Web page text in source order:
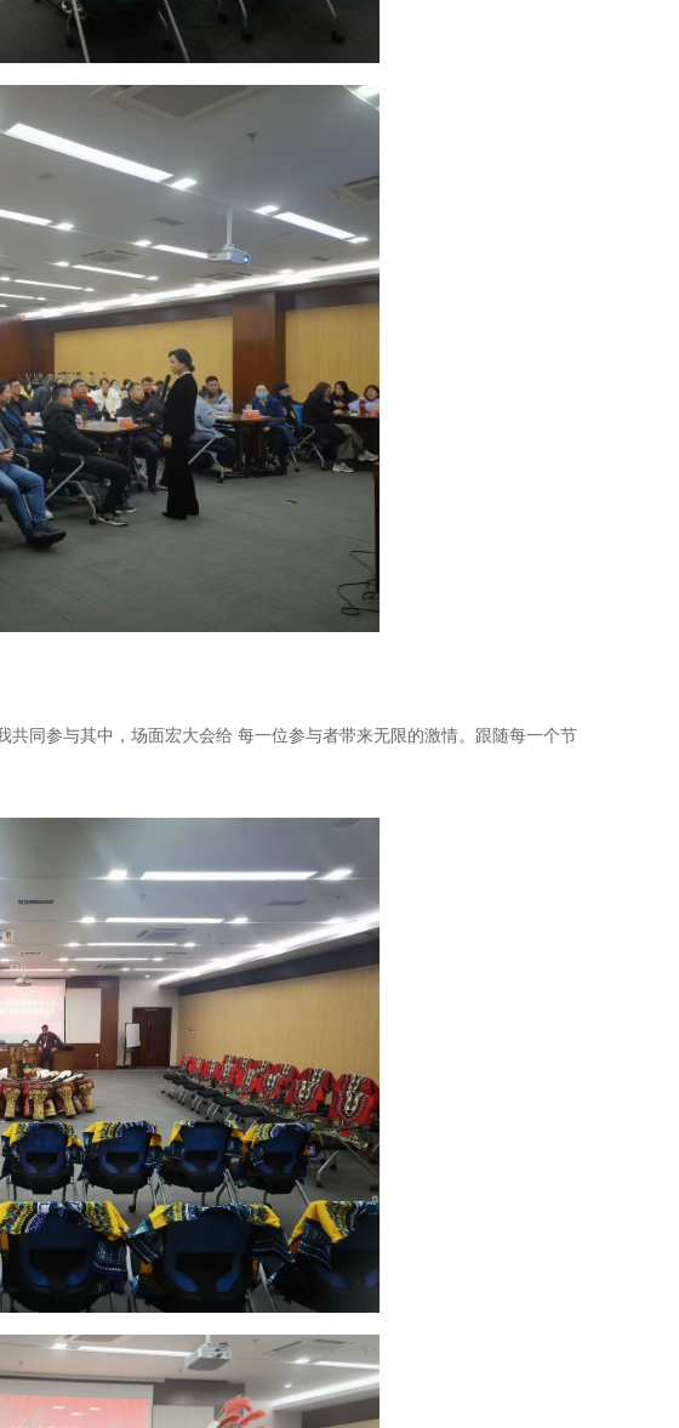
同参与其中，场面宏大会给 每一位参与者带来无限的激情。跟随每一个节